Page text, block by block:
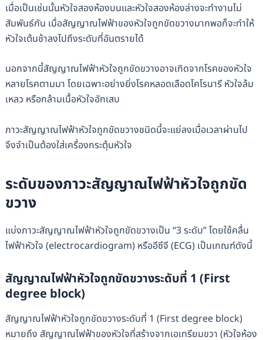
เมื่อเป็นเช่นนั้นหัวใจสองห้องบนและหัวใจสองห้องล่างจะทำงานไม่
สัมพันธ์กัน เมื่อสัญญาณไฟฟ้าของหัวใจถูกขัดขวางมากพอก็จะทำให้
หัวใจเต้นช้าลงไปถึงระดับที่อันตรายได้
นอกจากนี้สัญญาณไฟฟ้าหัวใจถูกขัดขวางอาจเกิดจากโรคของหัวใจ
หลายโรคตามมา โดยเฉพาะอย่างยิ่งโรคหลอดเลือดโคโรนารี หัวใจล้ม
เหลว หรือกล้ามเนื้อหัวใจอักเสบ
ภาวะสัญญาณไฟฟ้าหัวใจถูกขัดขวางชนิดนี้จะแย่ลงเมื่อเวลาผ่านไป
จึงจำเป็นต้องใส่เครื่องกระตุ้นหัวใจ
ระดับของภาวะสัญญาณไฟฟ้าหัวใจถูกขัด
ขวาง
แบ่งภาวะสัญญาณไฟฟ้าหัวใจถูกขัดขวางเป็น “3 ระดับ” โดยใช้คลื่น
ไฟฟ้าหัวใจ (electrocardiogram) หรืออีซีจี (ECG) เป็นเกณฑ์ดังนี้
สัญญาณไฟฟ้าหัวใจถูกขัดขวางระดับที่ 1 (First
degree block)
สัญญาณไฟฟ้าหัวใจถูกขัดขวางระดับที่ 1 (First degree block)
หมายถึง สัญญาณไฟฟ้าของหัวใจที่สร้างจากเอเทรียมขวา (หัวใจห้อง